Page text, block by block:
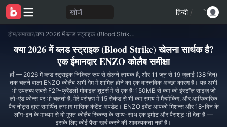
खोजें हिन्दी /
होम/समाचार/ क्या 2026 में ब्लड स्ट्राइक (Blood Strike) खेलना सार्थक है? एक ईमानदार ENZO कोलैब समीक्षा
क्या 2026 में ब्लड स्ट्राइक (Blood Strike) खेलना सार्थक है?
एक ईमानदार ENZO कोलैब समीक्षा
हाँ — 2026 में ब्लड स्ट्राइक निश्चित रूप से खेलने लायक है, और 11 जून से 19 जुलाई (38 दिन)
तक चलने वाला ENZO कोलैब अभी गेम में शामिल होने का एक वास्तविक अच्छा कारण है। यह अभी
भी उपलब्ध सबसे F2P-फ्रेंडली मोबाइल शूटर्स में से एक है: 150MB से कम की इंस्टॉल साइज़ जो
लो-एंड फोन्स पर भी चलती है, मेरे परीक्षण में 15 सेकंड से भी कम समय में मैचमेकिंग, और आधिकारिक
पैच नोट्स द्वारा समर्थित लगभग मासिक कंटेंट अपडेट। ENZO इवेंट आपको मिशन्स और 18-दिन के
लॉग-इन के माध्यम से दो मुफ्त कोलैब स्किन्स के साथ-साथ एक इमोट और पैराशूट भी देता है —
इसके लिए कोई पैसा खर्च करने की आवश्यकता नहीं है।